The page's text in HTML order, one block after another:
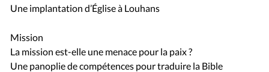
Une implantation d’Église à Louhans
Mission
La mission est-elle une menace pour la paix ?
Une panoplie de compétences pour traduire la Bible